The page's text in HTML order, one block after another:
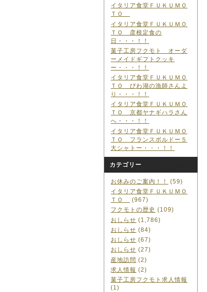
イタリア食堂ＦＵＫＵＭＯ
ＴＯ
イタリア食堂ＦＵＫＵＭＯ
ＴＯ 彦根定食の
日・・・！！
菓子工房フクモト オーダ
ーメイドギフトクッキ
ー・・・！！
イタリア食堂ＦＵＫＵＭＯ
ＴＯ びわ湖の漁師さんよ
り・・・！！
イタリア食堂ＦＵＫＵＭＯ
ＴＯ 京都ヤナギハラさん
へ・・・！！
イタリア食堂ＦＵＫＵＭＯ
ＴＯ フランスボルドー５
大シャトー・・・！！
カテゴリー
お休みのご案内！！
(59)
イタリア食堂ＦＵＫＵＭＯ
ＴＯ
(967)
フクモトの歴史 (109)
おしらせ (1,786)
おしらせ (84)
おしらせ (67)
おしらせ (27)
産地訪問 (2)
求人情報 (2)
菓子工房フクモト求人情報
(1)